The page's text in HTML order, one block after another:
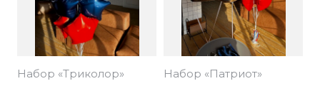
Набор «Триколор» Набор «Патриот»